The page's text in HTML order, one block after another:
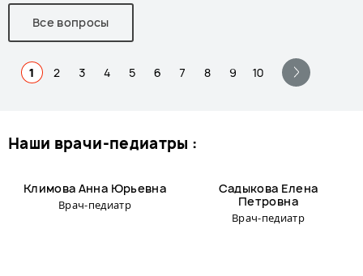
Все вопросы
1 2 3 4 5 6 7 8 9 10
наши врачи-педиатры :
Климова Анна Юрьевна
Врач-педиатр
Садыкова Елена
Петровна
Врач-педиатр